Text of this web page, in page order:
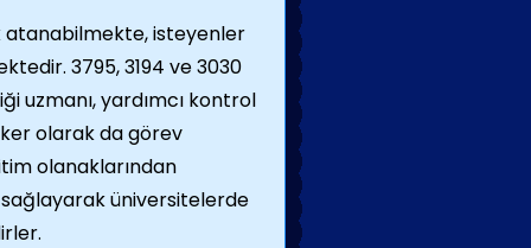
atanabilmekte, isteyenler
3795, 3194 ve 3030
uzmanı, yardımcı kontrol
olarak da görev
olanaklarından
üniversitelerde